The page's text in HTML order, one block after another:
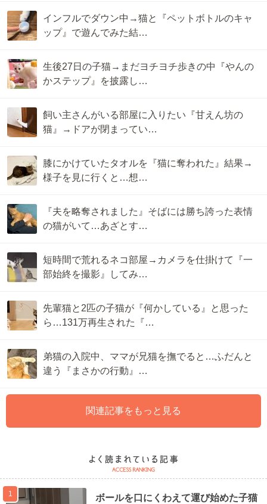
インフルでダウン中→猫と『ペットボトルのキャ
ップ』で遊んでみた結…
生後27日の子猫→まだヨチヨチ歩きの中『やんの
かステップ』を披露し…
飼い主さんがいる部屋に入りたい『甘えん坊の
猫』→ドアが閉まってい…
膝にかけていたタオルを『猫に奪われた』結果→
様子を見に行くと…想…
『夫を略奪されました』そばには勝ち誇った表情
の猫がいて…あざとす…
短時間で荒れるネコ部屋→カメラを仕掛けて『一
部始終を撮影』してみ…
先輩猫と2匹の子猫が『何かしている』と思った
ら…131万再生された『…
弟猫の入院中、ママが兄猫を撫でると…ふだんと
違う『まさかの行動』…
関連記事をもっと見る
1
ボールを口にくわえて運び始めた子猫